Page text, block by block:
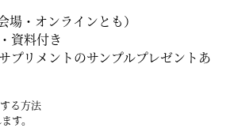
場・オンラインとも）
資料付き
プリメントのサンプルプレゼントあ
る方法
す。